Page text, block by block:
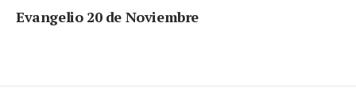
Evangelio 20 de Noviembre